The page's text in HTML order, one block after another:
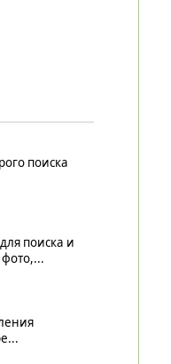
поиска
поиска и